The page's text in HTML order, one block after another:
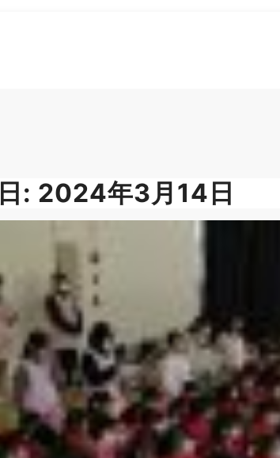
日: 2024年3月14日